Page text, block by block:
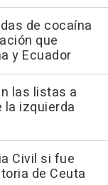
de cocaína
que
y Ecuador
las listas a
la izquierda
Civil si fue
de Ceuta